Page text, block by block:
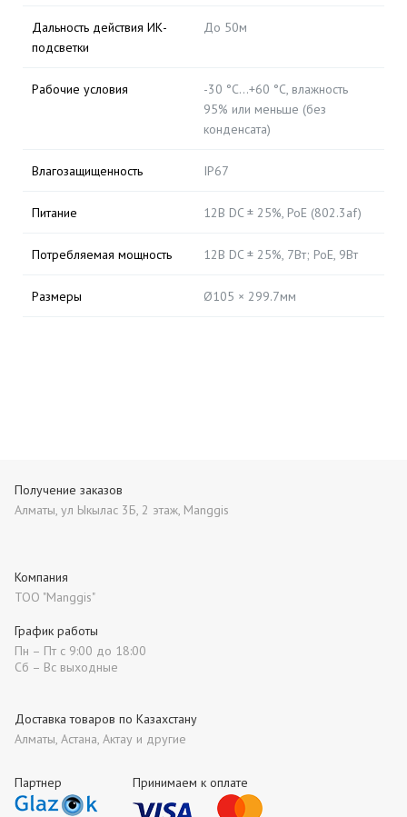
Дальность действия ИК-
подсветки
До 50м
Рабочие условия
-30 °C…+60 °C, влажность
95% или меньше (без
конденсата)
Влагозащищенность IP67
Питание 12В DC ± 25%, PoE (802.3af)
Потребляемая мощность 12В DC ± 25%, 7Вт; PoE, 9Вт
Размеры Ø105 × 299.7мм
Партнер Принимаем к оплате
Получение заказов
Алматы, ул Ыкылас 3Б, 2 этаж, Manggis
Компания
ТОО "Manggis"
Доставка товаров по Казахстану
Алматы, Астана, Актау и другие
График работы
Пн – Пт с 9:00 до 18:00
Сб – Вс выходные